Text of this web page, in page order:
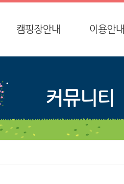
캠핑장안내 이용안내
글램핑 시설배치
방갈로 시설배치
단체방갈로 시설배치
데크 시설배치
이용요금
환불규정
이용안내
커뮤니티